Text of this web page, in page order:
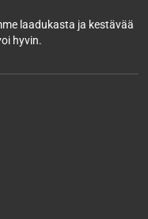
laadukasta ja kestävää
hyvin.